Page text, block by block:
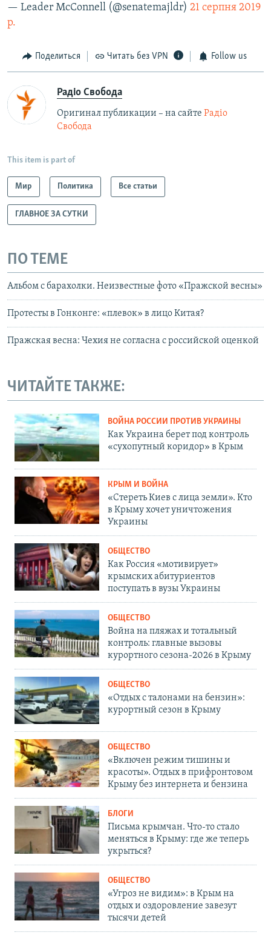
— Leader McConnell (@senatemajldr) 21 серпня 2019
р.
Поделиться Читать без VPN Follow us
Радіо Свобода
Оригинал публикации – на сайте Радіо
Свобода
This item is part of
Мир Политика Все статьи
ГЛАВНОЕ ЗА СУТКИ
ПО ТЕМЕ
Альбом с барахолки. Неизвестные фото «Пражской весны»
Протесты в Гонконге: «плевок» в лицо Китая?
Пражская весна: Чехия не согласна с российской оценкой
ЧИТАЙТЕ ТАКЖЕ:
ВОЙНА РОССИИ ПРОТИВ УКРАИНЫ
Как Украина берет под контроль
«сухопутный коридор» в Крым
КРЫМ И ВОЙНА
«Стереть Киев с лица земли». Кто
в Крыму хочет уничтожения
Украины
ОБЩЕСТВО
Как Россия «мотивирует»
крымских абитуриентов
поступать в вузы Украины
ОБЩЕСТВО
Война на пляжах и тотальный
контроль: главные вызовы
курортного сезона-2026 в Крыму
ОБЩЕСТВО
«Отдых с талонами на бензин»:
курортный сезон в Крыму
ОБЩЕСТВО
«Включен режим тишины и
красоты». Отдых в прифронтовом
Крыму без интернета и бензина
БЛОГИ
Письма крымчан. Что-то стало
меняться в Крыму: где же теперь
укрыться?
ОБЩЕСТВО
«Угроз не видим»: в Крым на
отдых и оздоровление завезут
тысячи детей